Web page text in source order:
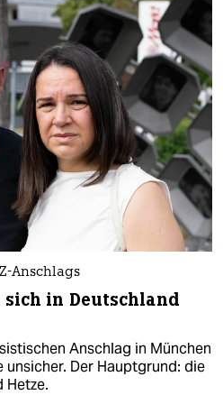
Anschlags
in Deutschland
Anschlag in München
Der Hauptgrund: die
Hetze.